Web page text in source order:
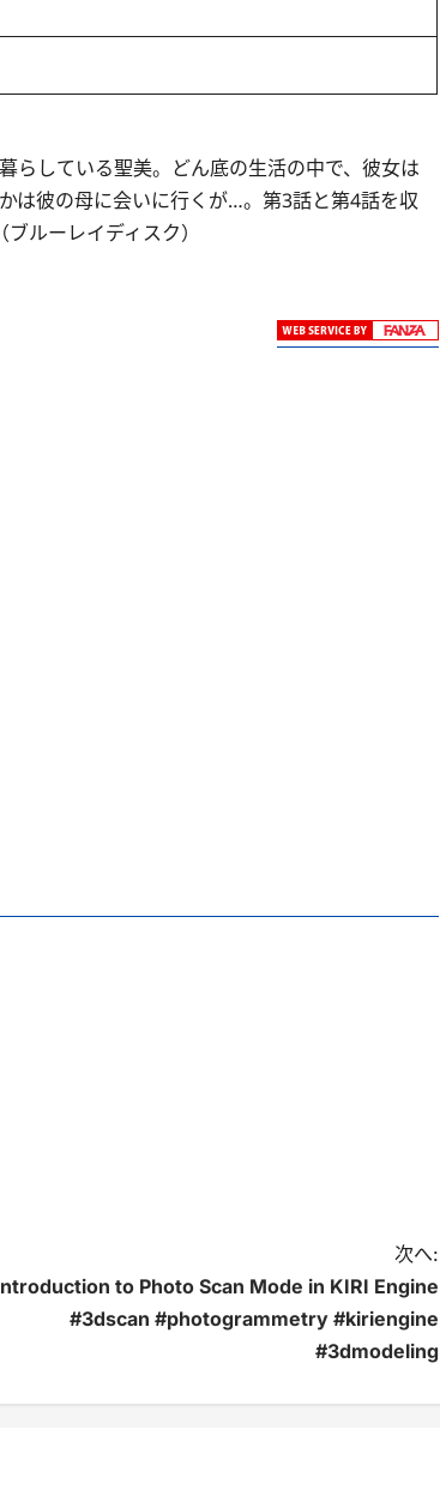
らしている聖美。どん底の生活の中で、彼女は
は彼の母に会いに行くが…。第3話と第4話を収
ルーレイディスク）
次へ:
to Photo Scan Mode in KIRI Engine
#3dscan #photogrammetry #kiriengine
#3dmodeling